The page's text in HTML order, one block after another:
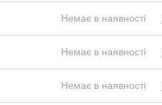
Немає в наявності
Немає в наявності
Немає в наявності